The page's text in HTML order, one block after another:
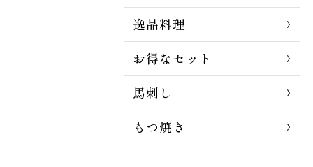
逸品料理
お得なセット
馬刺し
もつ焼き